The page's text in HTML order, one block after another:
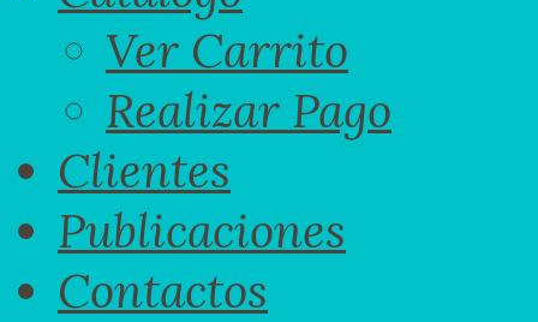
Ver Carrito
Realizar Pago
Clientes
Publicaciones
Contactos